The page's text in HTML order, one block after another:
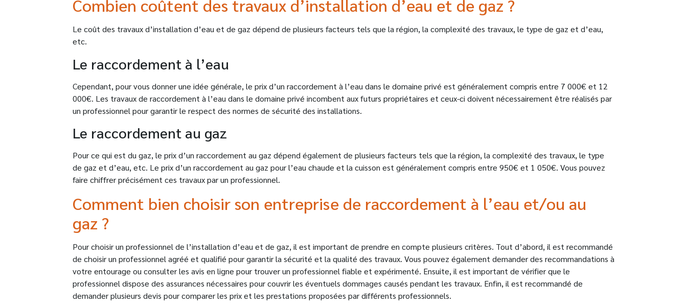
Combien coûtent des travaux d’installation d’eau et de gaz ?
Le coût des travaux d’installation d’eau et de gaz dépend de plusieurs facteurs tels que la région, la complexité des travaux, le type de gaz et d’eau,
etc.
Le raccordement à l’eau
Cependant, pour vous donner une idée générale, le prix d’un raccordement à l’eau dans le domaine privé est généralement compris entre 7 000€ et 12
000€. Les travaux de raccordement à l’eau dans le domaine privé incombent aux futurs propriétaires et ceux-ci doivent nécessairement être réalisés par
un professionnel pour garantir le respect des normes de sécurité des installations.
Le raccordement au gaz
Pour ce qui est du gaz, le prix d’un raccordement au gaz dépend également de plusieurs facteurs tels que la région, la complexité des travaux, le type
de gaz et d’eau, etc. Le prix d’un raccordement au gaz pour l’eau chaude et la cuisson est généralement compris entre 950€ et 1 050€. Vous pouvez
faire chiffrer précisément ces travaux par un professionnel.
Comment bien choisir son entreprise de raccordement à l’eau et/ou au
gaz ?
Pour choisir un professionnel de l’installation d’eau et de gaz, il est important de prendre en compte plusieurs critères. Tout d’abord, il est recommandé
de choisir un professionnel agréé et qualifié pour garantir la sécurité et la qualité des travaux. Vous pouvez également demander des recommandations à
votre entourage ou consulter les avis en ligne pour trouver un professionnel fiable et expérimenté. Ensuite, il est important de vérifier que le
professionnel dispose des assurances nécessaires pour couvrir les éventuels dommages causés pendant les travaux. Enfin, il est recommandé de
demander plusieurs devis pour comparer les prix et les prestations proposées par différents professionnels.